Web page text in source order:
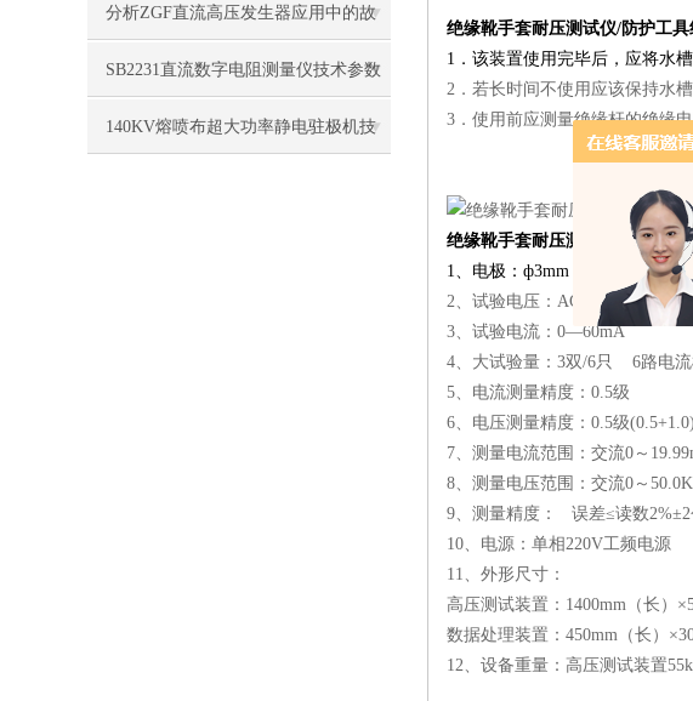
及操作方法
分析ZGF直流高压发生器应用中的故
障处理
SB2231直流数字电阻测量仪技术参数
140KV熔喷布超大功率静电驻极机技
绝缘靴手套耐压测试仪/防护工具
1．该装置使用完毕后，应将水槽
2．若长时间不使用应该保持水
3．使用前应测量绝缘杆的绝缘
绝缘靴手套耐压测试仪/防护工具
1、电极：ф3mm 钢珠
2、试验电压：AC 0—50Kv DC
3、试验电流：0—60mA
4、大试验量：3双/6只 6路电流
5、电流测量精度：0.5级
6、电压测量精度：0.5级(0.5+1.0)
7、测量电流范围：交流0～
8、测量电压范围：交流0～
9、测量精度： 误差≤读数2%±2
10、电源：单相220V工频电源
11、外形尺寸：
高压测试装置：1400mm（长）
数据处理装置：450mm（长）
12、设备重量：高压测试装置